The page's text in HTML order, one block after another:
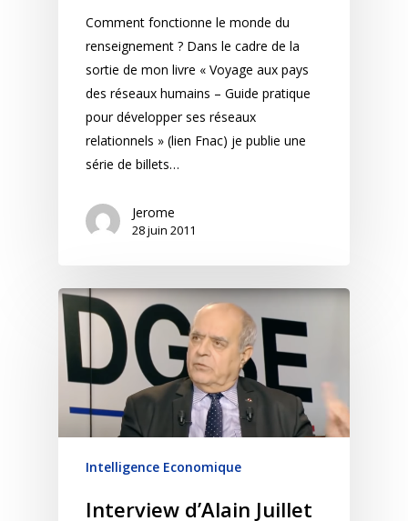
Comment fonctionne le monde du
renseignement ? Dans le cadre de la
sortie de mon livre « Voyage aux pays
des réseaux humains – Guide pratique
pour développer ses réseaux
relationnels » (lien Fnac) je publie une
série de billets…
Jerome
28 juin 2011
Intelligence Economique
Interview d’Alain Juillet